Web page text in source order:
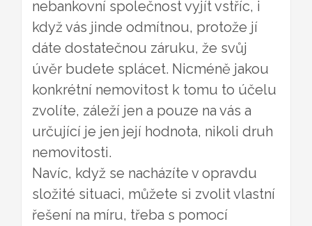
nebankovní společnost vyjít vstříc, i
když vás jinde odmítnou, protože jí
dáte dostatečnou záruku, že svůj
úvěr budete splácet. Nicméně jakou
konkrétní nemovitost k tomu to účelu
zvolíte, záleží jen a pouze na vás a
určující je jen její hodnota, nikoli druh
nemovitosti.
Navíc, když se nacházíte v opravdu
složité situaci, můžete si zvolit vlastní
řešení na míru, třeba s pomocí